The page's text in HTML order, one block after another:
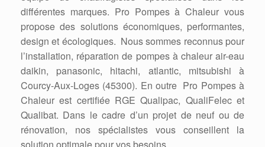
différentes marques. Pro Pompes à Chaleur vous
propose des solutions économiques, performantes,
design et écologiques. Nous sommes reconnus pour
l’installation, réparation de pompes à chaleur air-eau
daikin, panasonic, hitachi, atlantic, mitsubishi à
Courcy-Aux-Loges (45300). En outre Pro Pompes à
Chaleur est certifiée RGE Qualipac, QualiFelec et
Qualibat. Dans le cadre d’un projet de neuf ou de
rénovation, nos spécialistes vous conseillent la